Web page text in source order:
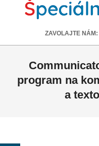
OBČIANSKE
ZDRUŽENIE
ZAVOLAJTE
program na
a